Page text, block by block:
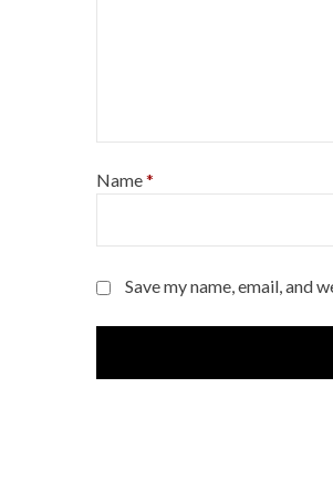
Name*
Save my name, email, and